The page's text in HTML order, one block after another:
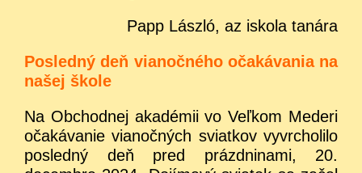
Papp László, az iskola tanára
Posledný deň vianočného očakávania na
našej škole
Na Obchodnej akadémii vo Veľkom Mederi
očakávanie vianočných sviatkov vyvrcholilo
posledný deň pred prázdninami, 20.